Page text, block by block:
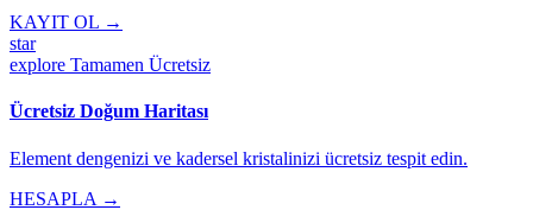
KAYIT OL →
star
explore Tamamen Ücretsiz
Ücretsiz Doğum Haritası
Element dengenizi ve kadersel kristalinizi ücretsiz tespit edin.
HESAPLA →